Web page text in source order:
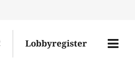
Lobbyregister
Menü